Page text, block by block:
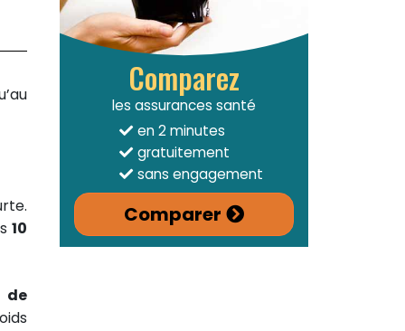
10
de
Comparez
les assurances santé
en 2 minutes
gratuitement
sans engagement
Comparer